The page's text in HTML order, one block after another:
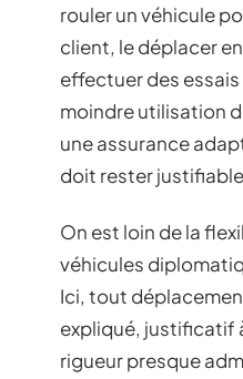
rouler un véhicule
client, le déplacer
effectuer des
moindre utilisation
une assurance
doit rester
On est loin de la
véhicules
Ici, tout
expliqué, justificatif
rigueur presque